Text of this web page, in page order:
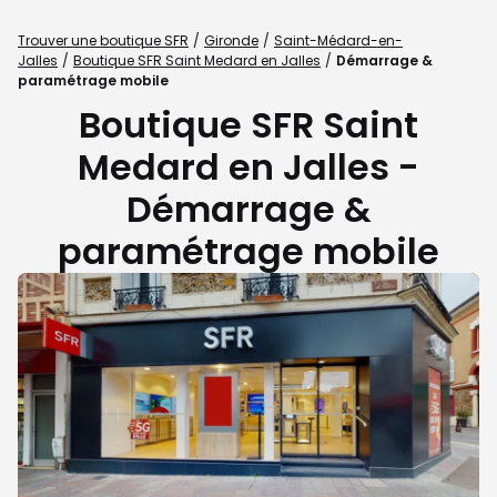
Trouver une boutique SFR Gironde
Saint-Médard-en-
Jalles
Boutique SFR Saint Medard en Jalles
Démarrage &
paramétrage mobile
Boutique SFR Saint
Medard en Jalles -
Démarrage &
paramétrage mobile